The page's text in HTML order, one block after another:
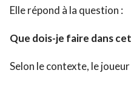
Elle répond à la question :
Que dois-je faire dans
Selon le contexte, le